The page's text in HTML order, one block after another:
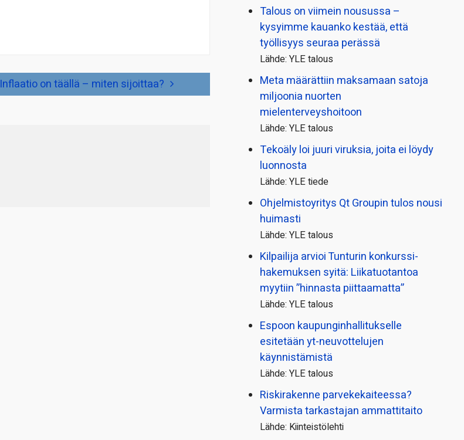
Inflaatio on täällä – miten sijoittaa?
Talous on viimein nousussa –
kysyimme kauanko kestää, että
työllisyys seuraa perässä
Lähde: YLE talous
Meta määrättiin maksamaan satoja
miljoonia nuorten
mielenterveyshoitoon
Lähde: YLE talous
Tekoäly loi juuri viruksia, joita ei löydy
luonnosta
Lähde: YLE tiede
Ohjelmistoyritys Qt Groupin tulos nousi
huimasti
Lähde: YLE talous
Kilpailija arvioi Tunturin konkurssi­
hakemuksen syitä: Liikatuotantoa
myytiin ”hinnasta piittaamatta”
Lähde: YLE talous
Espoon kaupungin­hallitukselle
esitetään yt-neuvottelujen
käynnistämistä
Lähde: YLE talous
Riskirakenne parvekekaiteessa?
Varmista tarkastajan ammattitaito
Lähde: Kiinteistölehti